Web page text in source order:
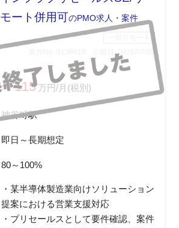
モート併用可のPMO求人・案件
公開日: 2025/07/02
〜115万円/月(税別)
神谷町駅
即日～長期想定
80～100%
・某半導体製造業向けソリューション
提案における営業支援対応
・プリセールスとして要件確認、案件